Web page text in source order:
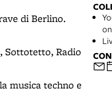
di Berlino.
Sottotetto, Radio
musica techno e